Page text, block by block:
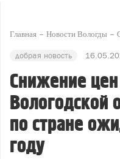
Главная Новости Вологды
добрая новость
Снижение
Вологодской
по стране
году